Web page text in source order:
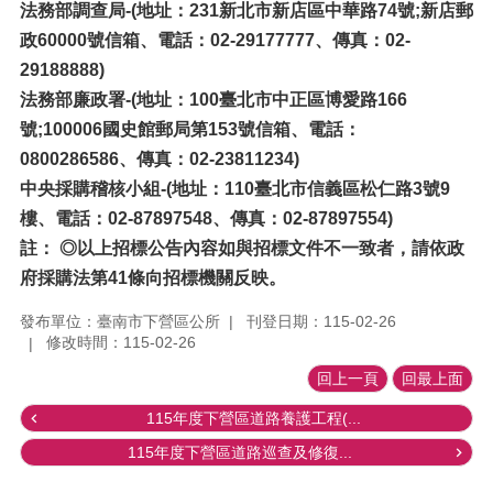
法務部調查局-(地址：231新北市新店區中華路74號;新店郵
政60000號信箱、電話：02-29177777、傳真：02-
29188888)
法務部廉政署-(地址：100臺北市中正區博愛路166
號;100006國史館郵局第153號信箱、電話：
0800286586、傳真：02-23811234)
中央採購稽核小組-(地址：110臺北市信義區松仁路3號9
樓、電話：02-87897548、傳真：02-87897554)
註： ◎以上招標公告內容如與招標文件不一致者，請依政
府採購法第41條向招標機關反映。
發布單位：臺南市下營區公所
刊登日期：115-02-26
修改時間：115-02-26
回上一頁 回最上面
115年度下營區道路養護工程(...
115年度下營區道路巡查及修復...